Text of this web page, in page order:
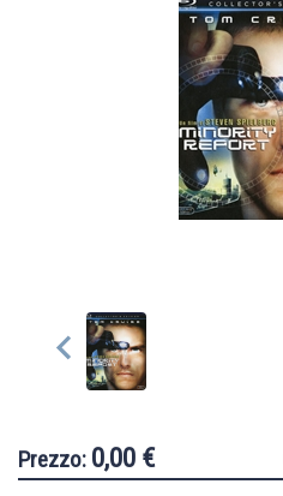
Prezzo: 0,00 €